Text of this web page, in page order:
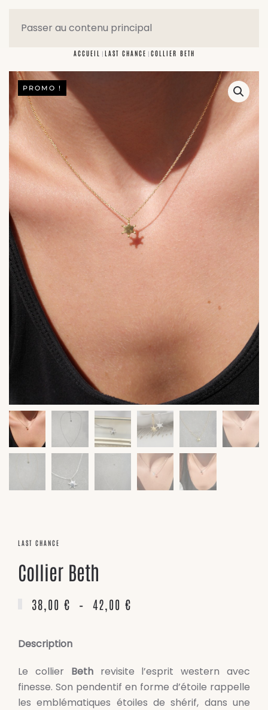
Passer au contenu principal
ACCUEIL LAST CHANCE COLLIER BETH
PROMO !
LAST CHANCE
Collier Beth
38,00 € – 42,00 €
À
42,00 €
Description
Le collier Bethrevisite l’esprit western avec
finesse. Son pendentif en forme d’étoile rappelle
les emblématiques étoiles de shérif, dans une